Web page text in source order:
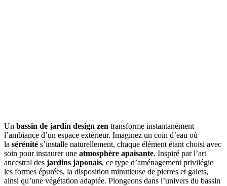
Un bassin de jardin design zen transforme instantanément
l’ambiance d’un espace extérieur. Imaginez un coin d’eau où
la sérénité s’installe naturellement, chaque élément étant choisi avec
soin pour instaurer une atmosphère apaisante. Inspiré par l’art
ancestral des jardins japonais, ce type d’aménagement privilégie
les formes épurées, la disposition minutieuse de pierres et galets,
ainsi qu’une végétation adaptée. Plongeons dans l’univers du bassin